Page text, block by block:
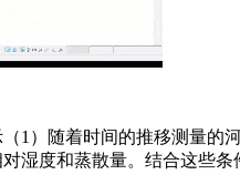
1）随着时间的推移测量的
湿度和蒸散量。结合这些